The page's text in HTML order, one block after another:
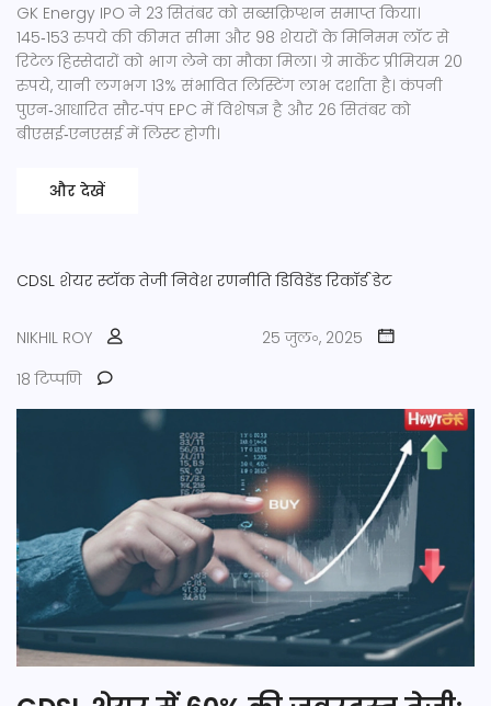
GK Energy IPO ने 23 सितंबर को सब्सक्रिप्शन समाप्त किया।
145‑153 रुपये की कीमत सीमा और 98 शेयरों के मिनिमम लॉट से
रिटेल हिस्सेदारों को भाग लेने का मौका मिला। ग्रे मार्केट प्रीमियम 20
रुपये, यानी लगभग 13% संभावित लिस्टिंग लाभ दर्शाता है। कंपनी
पुएन‑आधारित सौर‑पंप EPC में विशेषज्ञ है और 26 सितंबर को
बीएसई‑एनएसई में लिस्ट होगी।
और देखें
CDSL शेयर स्टॉक तेजी निवेश रणनीति डिविडेंड रिकॉर्ड डेट
NIKHIL ROY
25 जुल॰, 2025
18 टिप्पणि